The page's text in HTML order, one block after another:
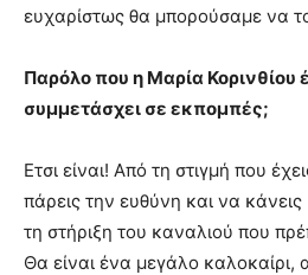
ευχαρίστως θα µπορούσαµε να
Παρόλο που η Μαρία Κορινθίου
συµµετάσχει σε εκποµπές;
Ετσι είναι! Από τη στιγµή που
πάρεις την ευθύνη και να
τη στήριξη του καναλιού που
Θα είναι ένα µεγάλο καλοκαίρι,